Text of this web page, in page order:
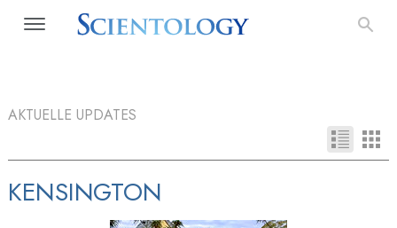
AKTUELLE UPDATES
KENSINGTON